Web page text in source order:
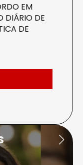
EM
DIÁRIO DE
DE